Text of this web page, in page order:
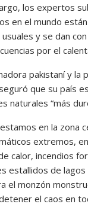
los expertos
en el mundo
y se dan
por el
pakistaní y la
que su país
naturales “más
en la zona
extremos,
calor, incendios
estallidos de lagos
el monzón
el caos en